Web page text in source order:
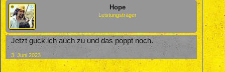
Hope
Leistungsträger
Jetzt guck ich auch zu und das poppt noch.
3. Juni 2023